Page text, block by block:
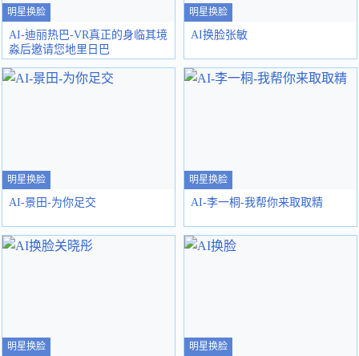
明星换脸
AI-迪丽热巴-VR真正的身临其境
淼后邀请您地里日巴
明星换脸
AI换脸张敏
明星换脸
AI-景田-为你足交
明星换脸
AI-李一桐-我帮你来取取精
明星换脸 明星换脸